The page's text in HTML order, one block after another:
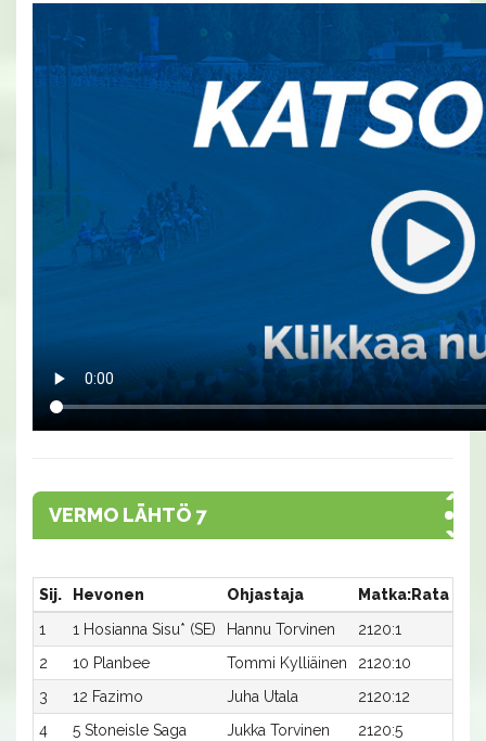
VERMO LÄHTÖ 7
Sij. Hevonen Ohjastaja Matka:Rata
1
1 Hosianna Sisu* (SE) Hannu Torvinen 2120:1
2
10 Planbee Tommi Kylliäinen 2120:10
3
12 Fazimo Juha Utala 2120:12
4
5 Stoneisle Saga Jukka Torvinen 2120:5